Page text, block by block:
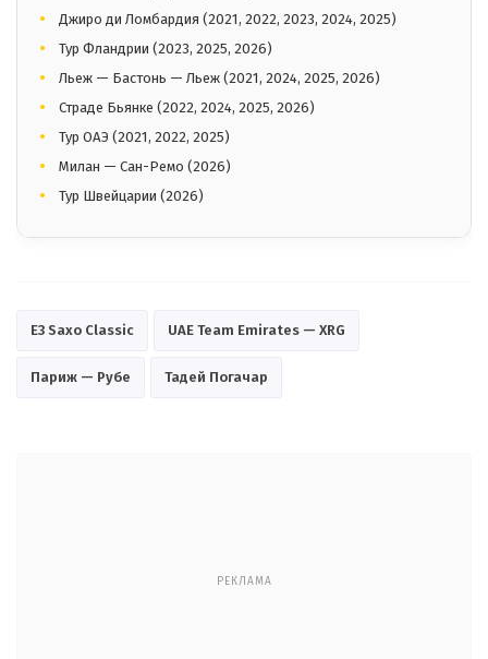
Джиро ди Ломбардия (2021, 2022, 2023, 2024, 2025)
Тур Фландрии (2023, 2025, 2026)
Льеж — Бастонь — Льеж (2021, 2024, 2025, 2026)
Страде Бьянке (2022, 2024, 2025, 2026)
Тур ОАЭ (2021, 2022, 2025)
Милан — Сан-Ремо (2026)
Тур Швейцарии (2026)
E3 Saxo Classic UAE Team Emirates — XRG
Париж — Рубе Тадей Погачар
РЕКЛАМА